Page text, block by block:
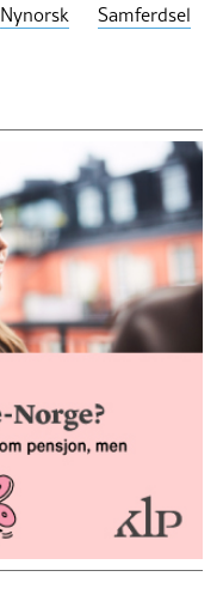
Nynorsk Samferdsel